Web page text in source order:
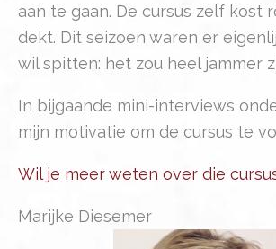
aan te gaan. De cursus zelf kost
dekt. Dit seizoen waren er
wil spitten: het zou heel jammer
In bijgaande mini-interviews
mijn motivatie om de cursus te
Wil je meer weten over die
Marijke Diesemer